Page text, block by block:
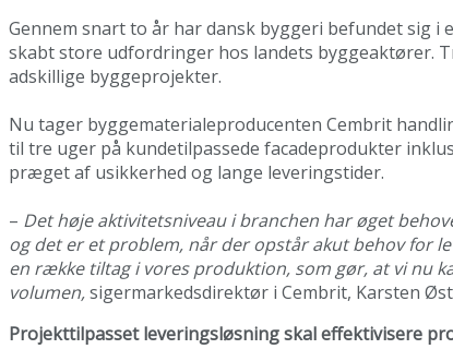
Gennem snart to år har dansk byggeri befundet sig
skabt store udfordringer hos landets byggeaktører.
adskillige byggeprojekter.
Nu tager byggematerialeproducenten Cembrit
til tre uger på kundetilpassede facadeprodukter
præget af usikkerhed og lange leveringstider.
– Det høje aktivitetsniveau i branchen har øget
og det er et problem, når der opstår akut behov for
en række tiltag i vores produktion, som gør, at vi nu
volumen,sigermarkedsdirektør i Cembrit, Karsten
Projekttilpasset leveringsløsning skal effektivisere